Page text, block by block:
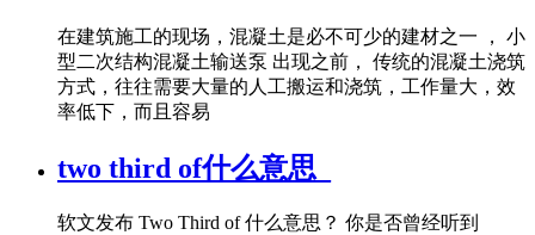
在建筑施工的现场，混凝土是必不可少的建材之一 ， 小
型二次结构混凝土输送泵 出现之前， 传统的混凝土浇筑
方式，往往需要大量的人工搬运和浇筑，工作量大，效
率低下，而且容易
two third of什么意思_
软文发布 Two Third of 什么意思？ 你是否曾经听到